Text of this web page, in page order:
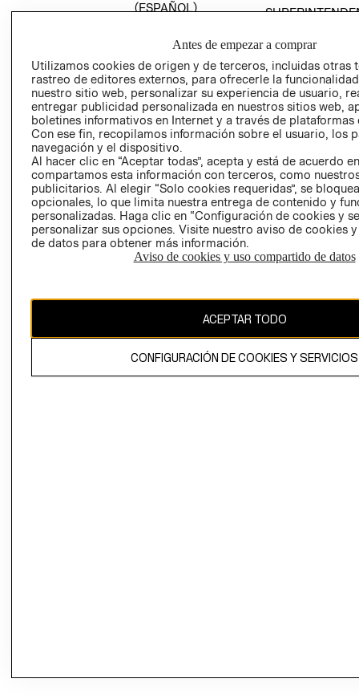
(ESPAÑOL)
TRANSPARENCIA
Y ÉTICA (INGLÉS)
COMERCIO - SIC
PETICIONES
QUEJAS Y
RECLAMOS
Colombia ($)
CAMBIAR REGIÓN
propiedad de H&M Hennes & Mauritz AB.
Antes de empezar a comprar
Utilizamos cookies de origen y de terceros, incluidas otras
rastreo de editores externos, para ofrecerle la
nuestro sitio web, personalizar su experiencia de usuario,
entregar publicidad personalizada en nuestros sitios web,
boletines informativos en Internet y a través de plataformas
Con ese fin, recopilamos información sobre el usuario, los
navegación y el dispositivo.
Al hacer clic en “Aceptar todas”, acepta y está de acuerdo
compartamos esta información con terceros, como
publicitarios. Al elegir “Solo cookies requeridas”, se
opcionales, lo que limita nuestra entrega de contenido y
personalizadas. Haga clic en “Configuración de cookies y
personalizar sus opciones. Visite nuestro aviso de cookies
de datos para obtener más información.
Aviso de cookies y uso compartido de datos
ACEPTAR TODO
CONFIGURACIÓN DE COOKIES Y SERVICIOS